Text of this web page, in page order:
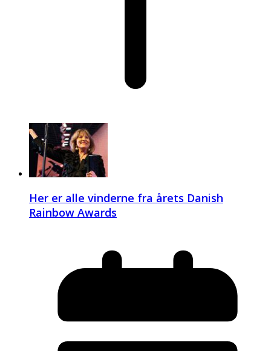
Her er alle vinderne fra årets Danish
Rainbow Awards